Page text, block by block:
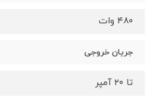
۴۸۰ وات
جریان خروجی
تا ۲۰ آمپر